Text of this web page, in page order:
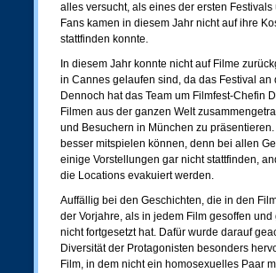
alles versucht, als eines der ersten
Fans kamen in diesem Jahr nicht auf ihre
stattfinden konnte.
In diesem Jahr konnte nicht auf Filme
in Cannes gelaufen sind, da das Festival
Dennoch hat das Team um Filmfest-Chefin
Filmen aus der ganzen Welt
und Besuchern in München zu
besser mitspielen können, denn bei allen
einige Vorstellungen gar nicht stattfinden,
die Locations evakuiert werden.
Auffällig bei den Geschichten, die in den
der Vorjahre, als in jedem Film gesoffen
nicht fortgesetzt hat. Dafür wurde darauf
Diversität der Protagonisten besonders
Film, in dem nicht ein homosexuelles Paar